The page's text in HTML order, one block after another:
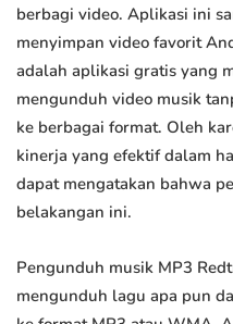
berbagi video. Aplikasi ini
menyimpan video favorit
adalah aplikasi gratis yang
mengunduh video musik
ke berbagai format. Oleh
kinerja yang efektif dalam
dapat mengatakan bahwa
belakangan ini.
Pengunduh musik MP3
mengunduh lagu apa pun